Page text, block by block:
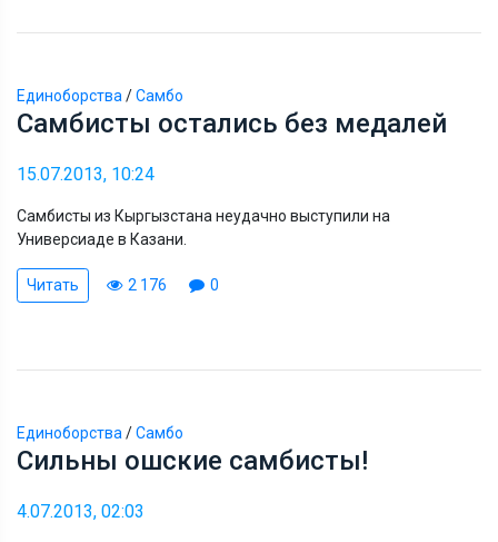
Единоборства /Самбо
Самбисты остались без медалей
15.07.2013, 10:24
Самбисты из Кыргызстана неудачно выступили на
Универсиаде в Казани.
Читать 2 176 0
Единоборства /Самбо
Сильны ошские самбисты!
4.07.2013, 02:03